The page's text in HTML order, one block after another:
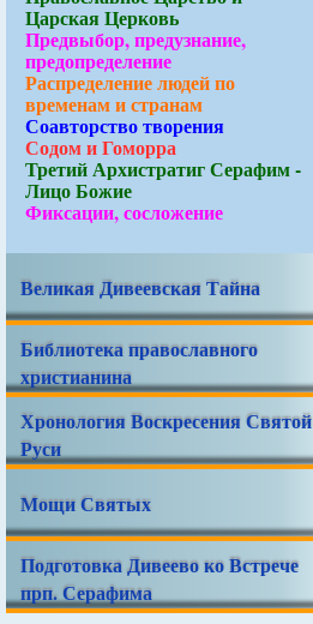
Царская Церковь
Предвыбор, предузнание,
предопределение
Распределение людей по
временам и странам
Соавторство творения
Содом и Гоморра
Третий Архистратиг Серафим -
Лицо Божие
Фиксации, сосложение
Великая Дивеевская Тайна
Библиотека православного
христианина
Хронология Воскресения Святой
Руси
Мощи Святых
Подготовка Дивеево ко Встрече
прп. Серафима